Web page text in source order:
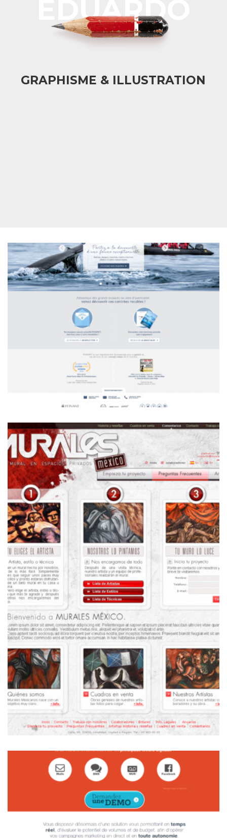
EDUARDO
GRAPHISME & ILLUSTRATION